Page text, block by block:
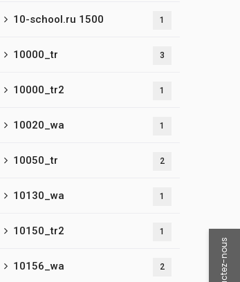
10-school.ru 1500 1
10000_tr 3
10000_tr2 1
10020_wa 1
10050_tr 2
10130_wa 1
10150_tr2 1
10156_wa 2